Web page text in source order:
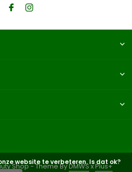
Shop - Theme ByDMWSxPlus+
website te verbeteren. Is dat ok?